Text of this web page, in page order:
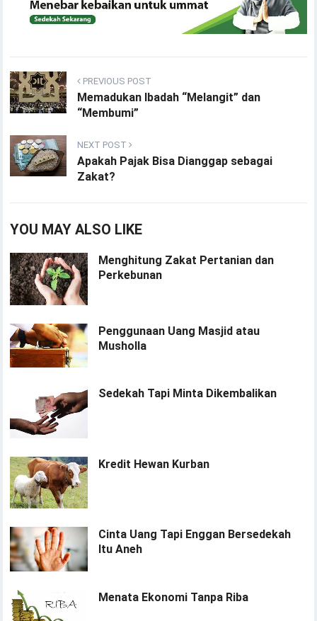
PREVIOUS POST
Memadukan Ibadah “Melangit” dan
“Membumi”
NEXT POST
Apakah Pajak Bisa Dianggap sebagai
Zakat?
YOU MAY ALSO LIKE
Menghitung Zakat Pertanian dan
Perkebunan
Penggunaan Uang Masjid atau
Musholla
Sedekah Tapi Minta Dikembalikan
Kredit Hewan Kurban
Cinta Uang Tapi Enggan Bersedekah
Itu Aneh
Menata Ekonomi Tanpa Riba